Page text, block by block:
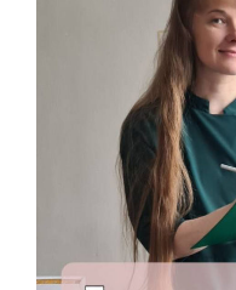
кинезиолога
кинезиолога
Галины